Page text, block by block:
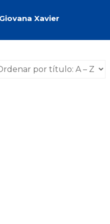
(69)
(63)
Giovana Xavier